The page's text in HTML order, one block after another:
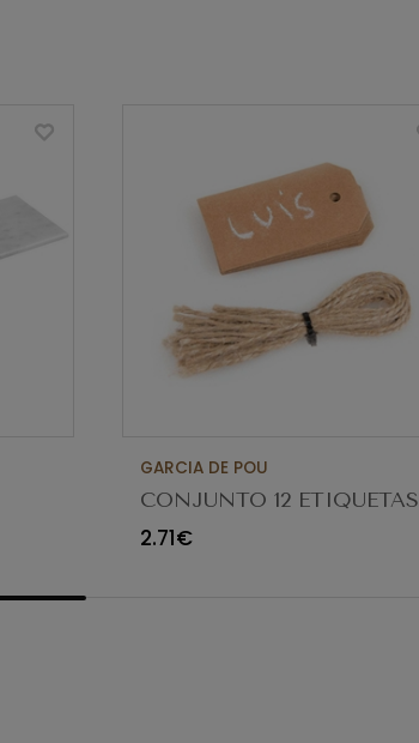
GARCIA DE POU
CONJUNTO 12 ETIQUETAS
ARDOSIA C/CORDA
2.71€